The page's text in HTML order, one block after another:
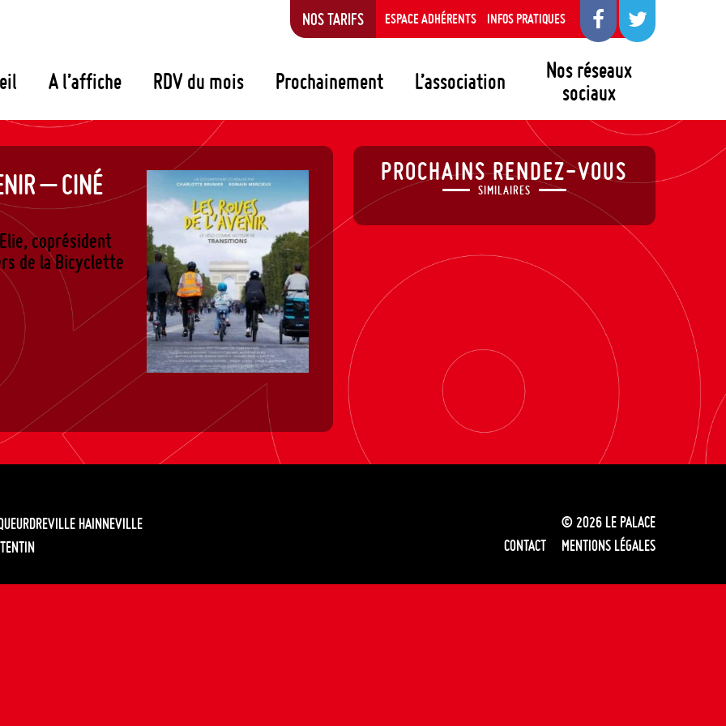
A l’affiche RDV du mois Prochainement L’association
Nos réseaux
sociaux
NOS TARIFS ESPACE ADHÉRENTS INFOS PRATIQUES
– CINÉ
coprésident
de la Bicyclette
PROCHAINS RENDEZ-VOUS
SIMILAIRES
© 2026 LE PALACE
CONTACT
MENTIONS LÉGALES
HAINNEVILLE